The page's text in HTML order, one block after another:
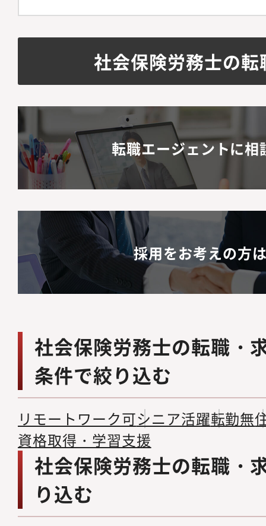
社会保険労務士の
転職エージェントに相
採用をお考えの方
社会保険労務士の転職・
条件で絞り込む
リモートワーク可シニア活躍転勤無
資格取得・学習支援
社会保険労務士の転職・
り込む